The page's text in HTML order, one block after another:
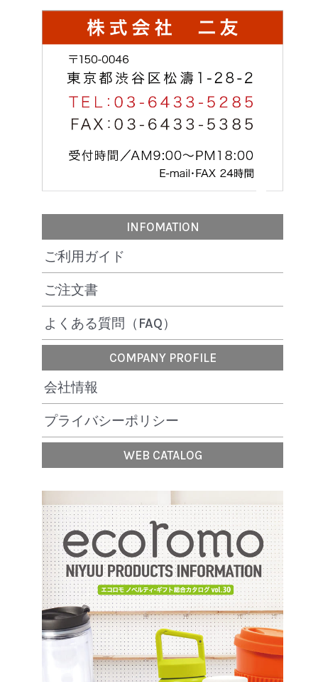
INFOMATION
ご利用ガイド
ご注文書
よくある質問（FAQ）
COMPANY PROFILE
会社情報
プライバシーポリシー
WEB CATALOG